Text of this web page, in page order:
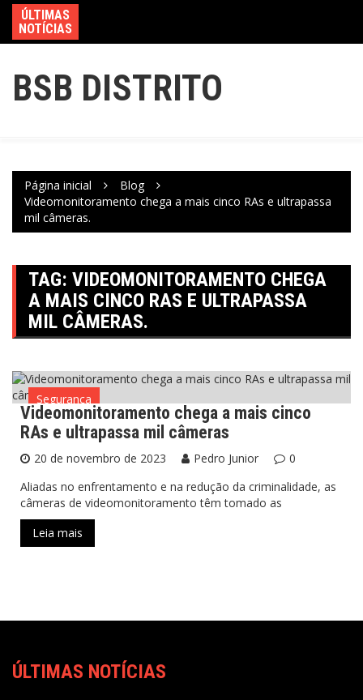
ÚLTIMAS
NOTÍCIAS
BSB DISTRITO
Página inicial
Blog
Videomonitoramento chega a mais cinco RAs e ultrapassa
mil câmeras.
TAG: VIDEOMONITORAMENTO CHEGA
A MAIS CINCO RAS E ULTRAPASSA
MIL CÂMERAS.
Segurança
Videomonitoramento chega a mais cinco
RAs e ultrapassa mil câmeras
20 de novembro de 2023 Pedro Junior
0
Aliadas no enfrentamento e na redução da criminalidade, as
câmeras de videomonitoramento têm tomado as
Leia mais
ÚLTIMAS NOTÍCIAS